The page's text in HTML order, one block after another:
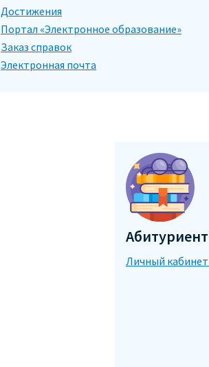
Достижения
Портал «Электронное образование»
Заказ справок
Электронная почта
Личный